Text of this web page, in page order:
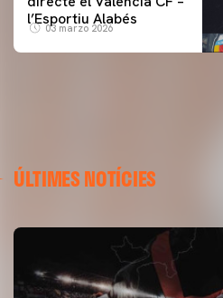
l’Esportiu Alabés
03 marzo 2026
ÚLTIMES NOTÍCIES